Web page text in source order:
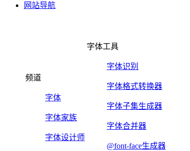
网站导航
频道
字体
字体家族
字体设计师
字体工具
字体识别
字体格式转换器
字体子集生成器
字体合并器
@font-face生成器